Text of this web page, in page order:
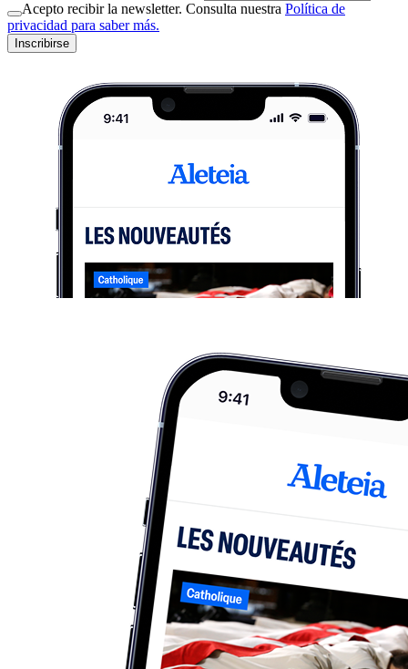
Acepto recibir la newsletter. Consulta nuestra Política de
privacidad para saber más.
Inscribirse